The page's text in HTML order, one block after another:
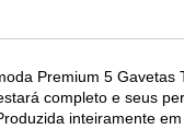
Premium 5 Gavetas
completo e seus
inteiramente